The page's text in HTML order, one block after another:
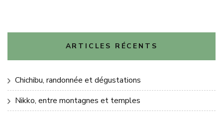
ARTICLES RÉCENTS
Chichibu, randonnée et dégustations
Nikko, entre montagnes et temples